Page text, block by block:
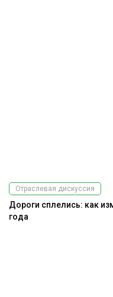
Отраслевая дискуссия
Дороги сплелись: как
года